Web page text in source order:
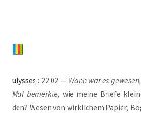
ulys­ses : 22.02 — Wann war es
Mal bemerk­te, wie mei­ne Brie­fe
den? Wesen von wirk­li­chem Papier,